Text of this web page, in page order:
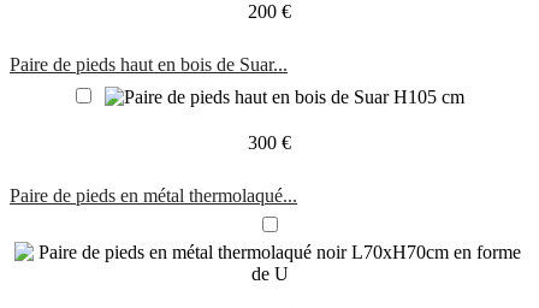
200 €
Paire de pieds haut en bois de Suar...
300 €
Paire de pieds en métal thermolaqué...